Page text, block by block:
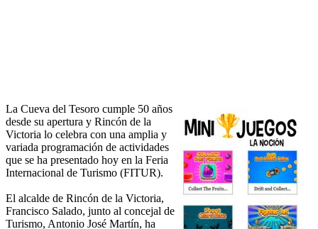
La Cueva del Tesoro cumple 50 años
desde su apertura y Rincón de la
Victoria lo celebra con una amplia y
variada programación de actividades
que se ha presentado hoy en la Feria
Internacional de Turismo (FITUR).
El alcalde de Rincón de la Victoria,
Francisco Salado, junto al concejal de
Turismo, Antonio José Martín, ha